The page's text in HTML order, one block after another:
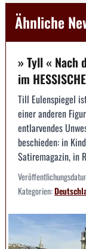
Ähnliche
» Tyll « Nach
im
Till Eulenspiegel
einer anderen
entlarvendes
beschieden: in
Satiremagazin, in
Kategorien: